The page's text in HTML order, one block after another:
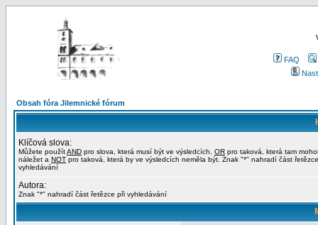
FAQ
Obsah fóra Jilemnické fórum
Klíčová slova:
Můžete použítAND pro slova, která musí být ve výsledcích, OR pro taková, která tam
náležet a NOT pro taková, která by ve výsledcích neměla být. Znak "*" nahradí část
vyhledávání
Autora:
Znak "*" nahradí část řetězce při vyhledávání